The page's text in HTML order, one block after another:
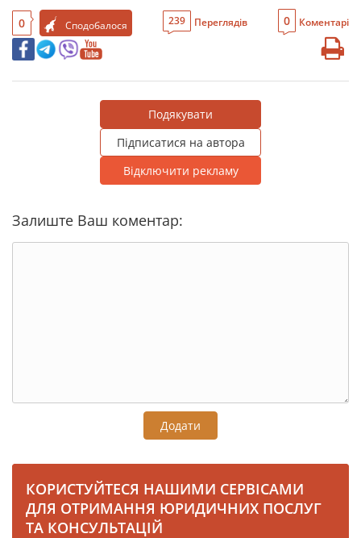
0 Сподобалося 239 Переглядів 0 Коментарі
Подякувати
Підписатися на автора
Відключити рекламу
Залиште Ваш коментар:
Додати
КОРИСТУЙТЕСЯ НАШИМИ СЕРВІСАМИ
ДЛЯ ОТРИМАННЯ ЮРИДИЧНИХ ПОСЛУГ
ТА КОНСУЛЬТАЦІЙ